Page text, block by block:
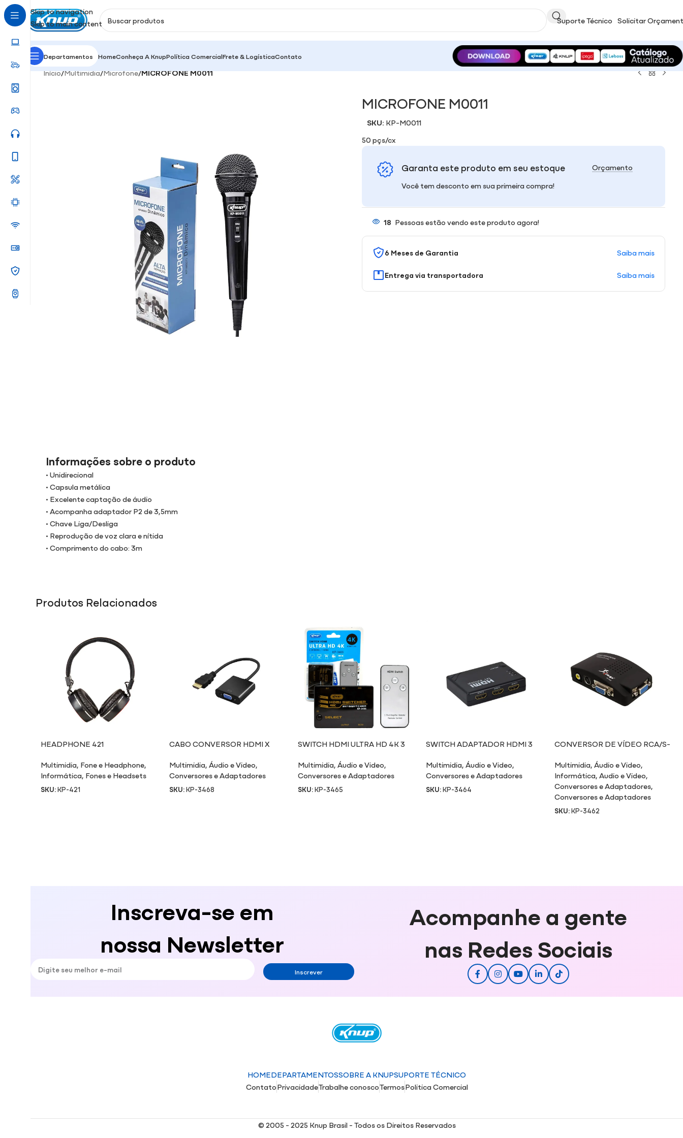
Skip to navigation
Skip to main content
Suporte Técnico Solicitar
Departamentos HomeConheça A KnupPolítica ComercialFrete & LogísticaContato
Início/Multimidia/Microfone/MICROFONE M0011
MICROFONE M0011
SKU: KP-M0011
50 pçs/cx
Garanta este produto em seu estoque
Você tem desconto em sua primeira compra!
Orçamento
18 Pessoas estão vendo este produto agora!
6 Meses de Garantia Saiba mais
Entrega via transportadora Saiba mais
Informações sobre o produto
• Unidirecional
• Capsula metálica
• Excelente captação de áudio
• Acompanha adaptador P2 de 3,5mm
• Chave Liga/Desliga
• Reprodução de voz clara e nítida
• Comprimento do cabo: 3m
Produtos Relacionados
HEADPHONE 421
Multimidia, Fone e Headphone,
Informática, Fones e Headsets
SKU:KP-421
CABO CONVERSOR HDMI X
Multimidia,Áudio e Video,
Conversores e Adaptadores
SKU:KP-3468
SWITCH HDMI ULTRA HD 4K 3
Multimidia,Áudio e Video,
Conversores e Adaptadores
SKU:KP-3465
SWITCH ADAPTADOR HDMI 3
Multimidia, Áudio e Video,
Conversores e Adaptadores
SKU:KP-3464
CONVERSOR DE VÍDEO RCA/S-
Multimidia,Áudio e Video,
Informática,Audio e Video,
Conversores e Adaptadores,
Conversores e Adaptadores
SKU:KP-3462
Inscreva-se em
nossa Newsletter
Inscrever
Acompanhe a gente
nas Redes Sociais
HOMEDEPARTAMENTOSSOBRE A KNUPSUPORTE TÉCNICO
ContatoPrivacidadeTrabalhe conoscoTermosPolitica Comercial
© 2005 - 2025 Knup Brasil - Todos os Direitos Reservados